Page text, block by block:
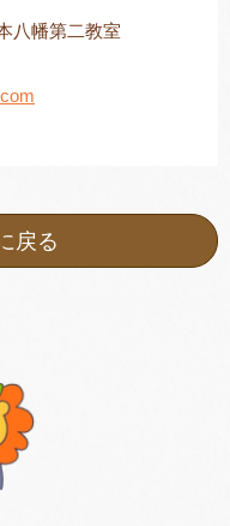
幡第二教室
戻る